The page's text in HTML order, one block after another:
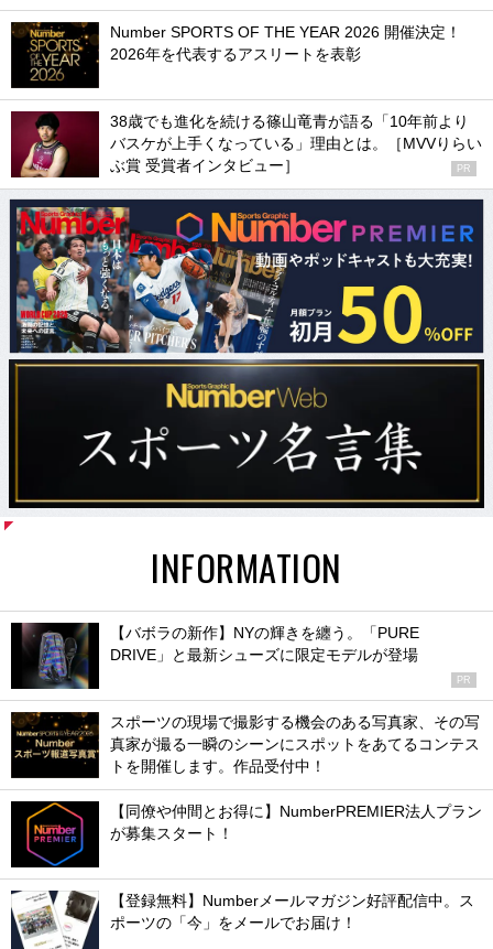
Number SPORTS OF THE YEAR 2026 開催決定！
2026年を代表するアスリートを表彰
38歳でも進化を続ける篠山竜青が語る「10年前より
バスケが上手くなっている」理由とは。［MVVりらい
ぶ賞 受賞者インタビュー］
PR
INFORMATION
【バボラの新作】NYの輝きを纏う。「PURE
DRIVE」と最新シューズに限定モデルが登場
PR
スポーツの現場で撮影する機会のある写真家、その写
真家が撮る一瞬のシーンにスポットをあてるコンテス
トを開催します。作品受付中！
【同僚や仲間とお得に】NumberPREMIER法人プラン
が募集スタート！
【登録無料】Numberメールマガジン好評配信中。ス
ポーツの「今」をメールでお届け！